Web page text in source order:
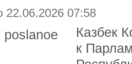
22.06.2026 07:58
Казбек
к